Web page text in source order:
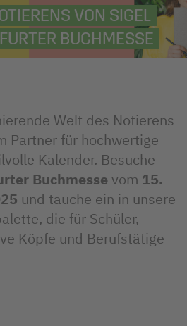
VON SIGEL
BUCHMESSE
Welt des Notierens
Partner für hochwertige
Kalender. Besuche
Buchmesse vom 15.
und tauche ein in unsere
die für Schüler,
Köpfe und Berufstätige